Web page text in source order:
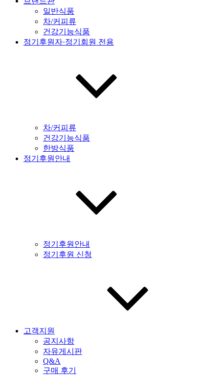
일반식품
차/커피류
건강기능식품
정기후원자·정기회원 전용
차/커피류
건강기능식품
한방식품
정기후원안내
정기후원안내
정기후원 신청
고객지원
공지사항
자유게시판
Q&A
구매 후기